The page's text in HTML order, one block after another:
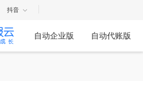
抖音
自动企业版 自动代账版